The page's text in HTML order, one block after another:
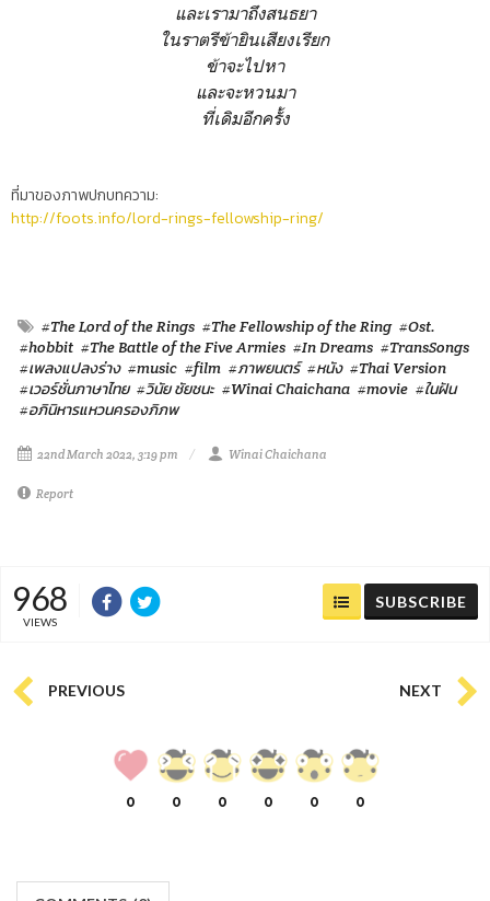
และเรามาถึงสนธยา
ในราตรีข้ายินเสียงเรียก
ข้าจะไปหา
และจะหวนมา
ที่เดิมอีกครั้ง
ที่มาของภาพปกบทความ:
http://foots.info/lord-rings-fellowship-ring/
#The Lord of the Rings #The Fellowship of the Ring #Ost.
#hobbit #The Battle of the Five Armies #In Dreams #TransSongs
#เพลงแปลงร่าง #music #film #ภาพยนตร์ #หนัง #Thai Version
#เวอร์ชั่นภาษาไทย #วินัย ชัยชนะ #Winai Chaichana #movie #ในฝัน
#อภินิหารแหวนครองภิภพ
22nd March 2022, 3:19 pm Winai Chaichana
Report
968
VIEWS
SUBSCRIBE
PREVIOUS NEXT
0 0 0 0 0 0